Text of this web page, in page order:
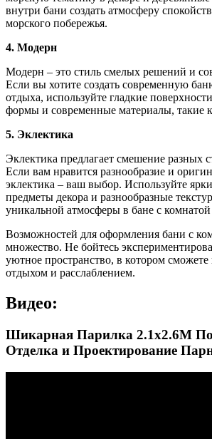
внутри бани создать атмосферу
морского побережья.
4. Модерн
Модерн – это стиль смелых решений и
Если вы хотите создать современную
отдыха, используйте гладкие
формы и современные материалы, такие
5. Эклектика
Эклектика предлагает смешение разных
Если вам нравится разнообразие и
эклектика – ваш выбор. Используйте
предметы декора и разнообразные
уникальной атмосферы в бане с
Возможностей для оформления бани с
множество. Не бойтесь
уютное пространство, в котором сможете
отдыхом и расслаблением.
Видео:
Шикарная Парилка 2.1х2.6М
Отделка и Проектирование